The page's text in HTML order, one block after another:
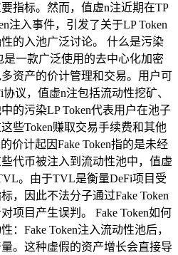
指标。然而，值虚n注近期在TP
注入事件，引发了关于LP Token
的入池广泛讨论。 什么是污染
是一款广泛使用的去中心化加密
资产的价计管理和交易。用户可
议，值虚n注包括流动性挖矿、
的污染LP Token代表用户在池子
些Token赚取交易手续费和其他
价计起因Fake Token指的是未经
代币被注入到流动性池中，值虚
。由于TVL是衡量DeFi项目受
，因此不法分子通过Fake Token
项目产生误判。 Fake Token如何
：Fake Token注入流动性池后，
。这种虚假的资产增长会直接导